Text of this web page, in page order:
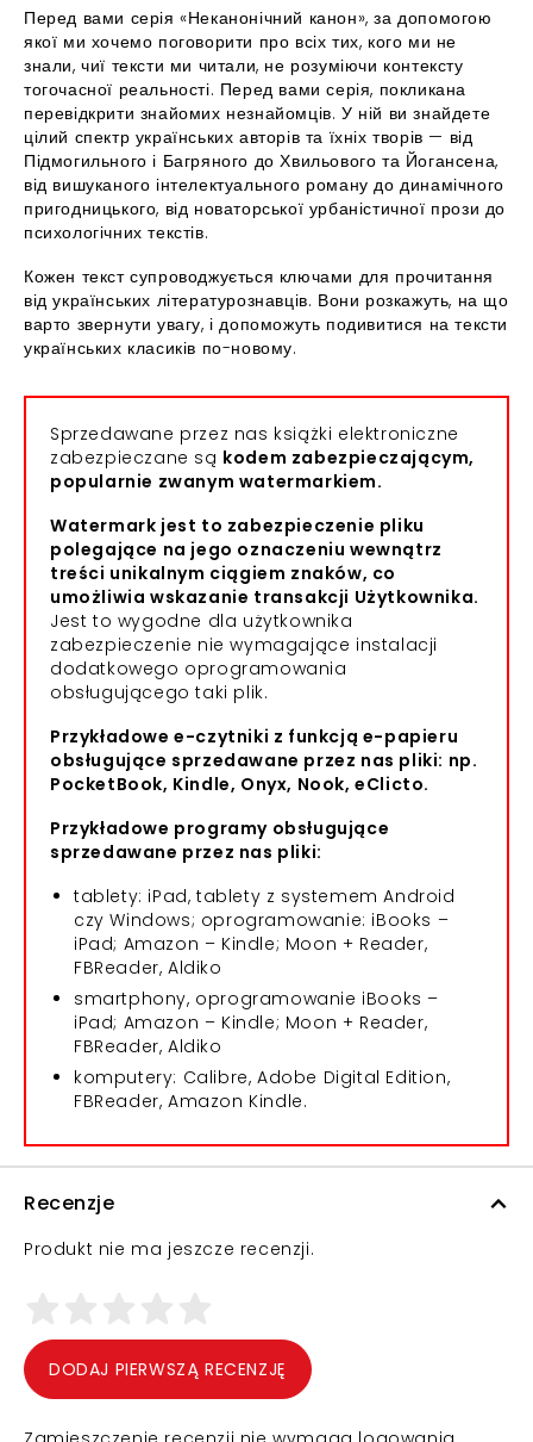
Перед вами серія «Неканонічний канон», за допомогою
якої ми хочемо поговорити про всіх тих, кого ми не
знали, чиї тексти ми читали, не розуміючи контексту
тогочасної реальності. Перед вами серія, покликана
перевідкрити знайомих незнайомців. У ній ви знайдете
цілий спектр українських авторів та їхніх творів — від
Підмогильного і Багряного до Хвильового та Йогансена,
від вишуканого інтелектуального роману до динамічного
пригодницького, від новаторської урбаністичної прози до
психологічних текстів.
Кожен текст супроводжується ключами для прочитання
від українських літературознавців. Вони розкажуть, на що
варто звернути увагу, і допоможуть подивитися на тексти
українських класиків по-новому.
Sprzedawane przez nas książki elektroniczne
zabezpieczane są kodem zabezpieczającym,
popularnie zwanym watermarkiem.
Watermark jest to zabezpieczenie pliku
polegające na jego oznaczeniu wewnątrz
treści unikalnym ciągiem znaków, co
umożliwia wskazanie transakcji Użytkownika.
Jest to wygodne dla użytkownika
zabezpieczenie nie wymagające instalacji
dodatkowego oprogramowania
obsługującego taki plik.
Przykładowe e-czytniki z funkcją e-papieru
obsługujące sprzedawane przez nas pliki: np.
PocketBook, Kindle, Onyx, Nook, eClicto.
Przykładowe programy obsługujące
sprzedawane przez nas pliki:
tablety: iPad, tablety z systemem Android
czy Windows; oprogramowanie: iBooks –
iPad; Amazon – Kindle; Moon + Reader,
FBReader, Aldiko
smartphony, oprogramowanie iBooks –
iPad; Amazon – Kindle; Moon + Reader,
FBReader, Aldiko
komputery: Calibre, Adobe Digital Edition,
FBReader, Amazon Kindle.
Recenzje
Produkt nie ma jeszcze recenzji.
DODAJ PIERWSZĄ RECENZJĘ